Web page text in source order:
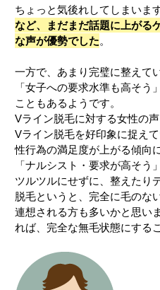
ちょっと気後れしてしまいます
など、まだまだ話題に上がる
な声が優勢でした。
一方で、あまり完璧に整えて
「女子への要求水準も高そう
こともあるようです。
Vライン脱毛に対する女性の声
Vライン脱毛を好印象に捉え
性行為の満足度が上がる傾向
「ナルシスト・要求が高そう
ツルツルにせずに、整えたり
脱毛というと、完全に毛のな
連想される方も多いかと思い
れば、完全な無毛状態にする